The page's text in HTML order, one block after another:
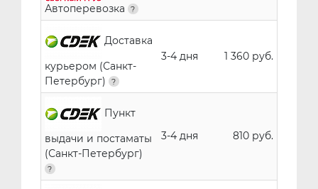
Автоперевозка
Доставка
курьером (Санкт-
Петербург)
3-4 дня 1 360 руб.
Пункт
выдачи и постаматы
(Санкт-Петербург)
3-4 дня 810 руб.